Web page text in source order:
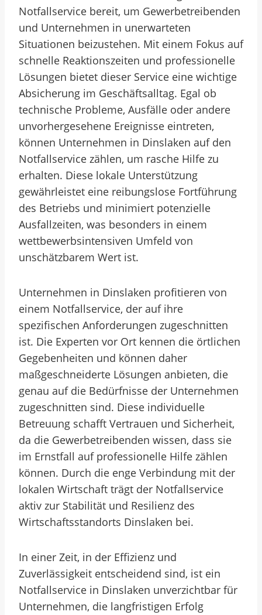
Notfallservice bereit, um Gewerbetreibenden
und Unternehmen in unerwarteten
Situationen beizustehen. Mit einem Fokus auf
schnelle Reaktionszeiten und professionelle
Lösungen bietet dieser Service eine wichtige
Absicherung im Geschäftsalltag. Egal ob
technische Probleme, Ausfälle oder andere
unvorhergesehene Ereignisse eintreten,
können Unternehmen in Dinslaken auf den
Notfallservice zählen, um rasche Hilfe zu
erhalten. Diese lokale Unterstützung
gewährleistet eine reibungslose Fortführung
des Betriebs und minimiert potenzielle
Ausfallzeiten, was besonders in einem
wettbewerbsintensiven Umfeld von
unschätzbarem Wert ist.
Unternehmen in Dinslaken profitieren von
einem Notfallservice, der auf ihre
spezifischen Anforderungen zugeschnitten
ist. Die Experten vor Ort kennen die örtlichen
Gegebenheiten und können daher
maßgeschneiderte Lösungen anbieten, die
genau auf die Bedürfnisse der Unternehmen
zugeschnitten sind. Diese individuelle
Betreuung schafft Vertrauen und Sicherheit,
da die Gewerbetreibenden wissen, dass sie
im Ernstfall auf professionelle Hilfe zählen
können. Durch die enge Verbindung mit der
lokalen Wirtschaft trägt der Notfallservice
aktiv zur Stabilität und Resilienz des
Wirtschaftsstandorts Dinslaken bei.
In einer Zeit, in der Effizienz und
Zuverlässigkeit entscheidend sind, ist ein
Notfallservice in Dinslaken unverzichtbar für
Unternehmen, die langfristigen Erfolg